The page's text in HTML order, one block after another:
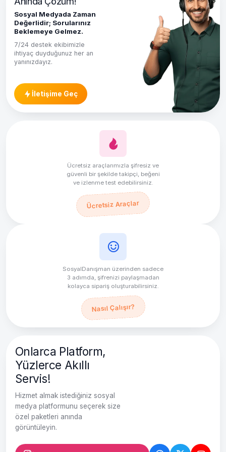
Sosyal Medyada Zaman
Değerlidir; Sorularınız
Beklemeye Gelmez.
7/24 destek ekibimizle
ihtiyaç duyduğunuz her an
yanınızdayız.
İletişime Geç
Ücretsiz araçlarımızla şifresiz ve
güvenli bir şekilde takipçi, beğeni
ve izlenme test edebilirsiniz.
Ücretsiz Araçlar
SosyalDanışman üzerinden sadece
3 adımda, şifrenizi paylaşmadan
kolayca sipariş oluşturabilirsiniz.
Nasıl Çalışır?
Onlarca Platform,
Yüzlerce Akıllı
Servis!
Hizmet almak istediğiniz sosyal
medya platformunu seçerek size
özel paketleri anında
görüntüleyin.